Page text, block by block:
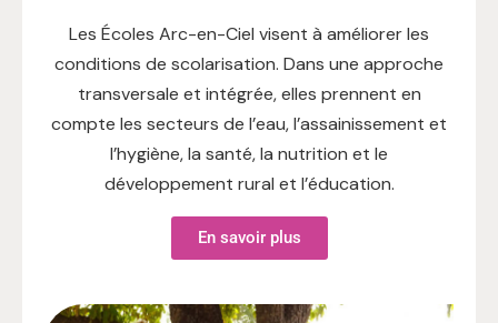
Les Écoles Arc-en-Ciel visent à améliorer les
conditions de scolarisation. Dans une approche
transversale et intégrée, elles prennent en
compte les secteurs de l’eau, l’assainissement et
l’hygiène, la santé, la nutrition et le
développement rural et l’éducation.
En savoir plus